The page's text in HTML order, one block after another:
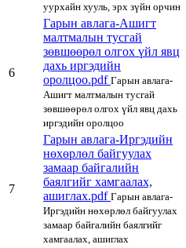
уурхайн хууль, эрх зүйн орчин
6
Гарын авлага-Ашигт
малтмалын тусгай
зөвшөөрөл олгох үйл явц
дахь иргэдийн
оролцоо.pdf Гарын авлага-
Ашигт малтмалын тусгай
зөвшөөрөл олгох үйл явц дахь
иргэдийн оролцоо
7
Гарын авлага-Иргэдийн
нөхөрлөл байгуулах
замаар байгалийн
баялгийг хамгаалах,
ашиглах.pdf Гарын авлага-
Иргэдийн нөхөрлөл байгуулах
замаар байгалийн баялгийг
хамгаалах, ашиглах